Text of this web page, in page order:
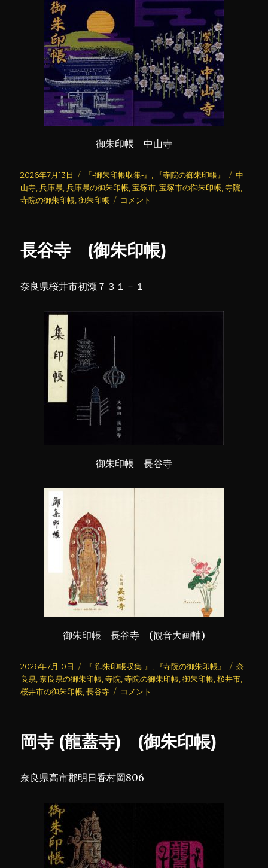
御朱印帳 中山寺
投
稿
日:
2026年7月13日
カ
テ
ゴ
『‐御朱印帳収集‐』 『寺院の御朱印帳』
タ
グ
中
山寺 ,兵庫県 ,兵庫県の御朱印帳 ,宝塚市 ,宝塚市の御朱印帳 ,寺院
寺院の御朱印帳 ,御朱印帳
中
朱
に
コメント
長谷寺 (御朱印帳)
奈良県桜井市初瀬７３１－１
御朱印帳 長谷寺
御朱印帳 長谷寺 (観音大画軸)
投
稿
日:
2026年7月10日
カ
テ
ゴ
『‐御朱印帳収集‐』 『寺院の御朱印帳』
タ
グ
奈
良県 ,奈良県の御朱印帳 ,寺院 ,寺院の御朱印帳 ,御朱印帳 ,桜井市
桜井市の御朱印帳 ,長谷寺
長
朱
に
コメント
岡寺 (龍蓋寺) (御朱印帳)
奈良県高市郡明日香村岡806